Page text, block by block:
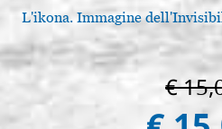
L'ikona. Immagine
€